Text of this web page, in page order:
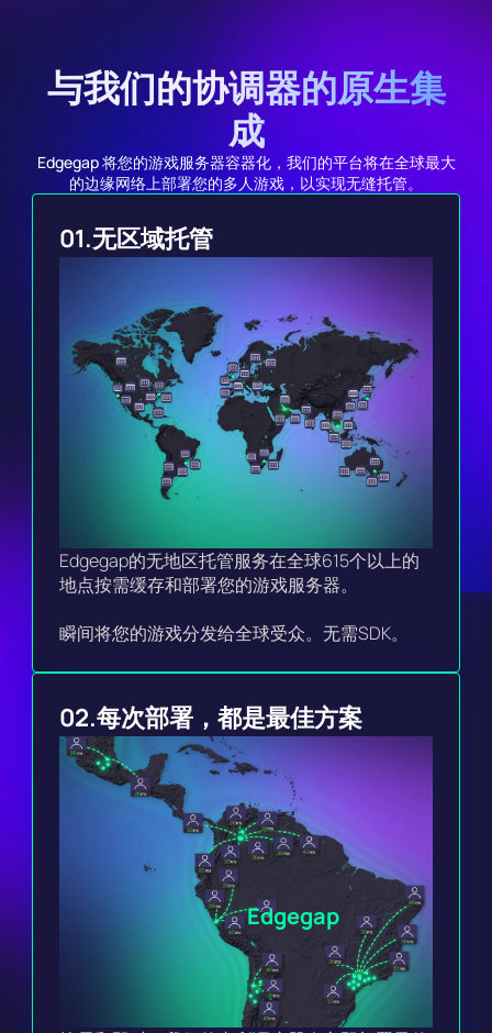
与我们的协调器的原生集
成
Edgegap 将您的游戏服务器容器化，我们的平台将在全球最大
的边缘网络上部署您的多人游戏，以实现无缝托管。
01.无区域托管
Edgegap的无地区托管服务在全球615个以上的
地点按需缓存和部署您的游戏服务器。
瞬间将您的游戏分发给全球受众。无需SDK。
02.每次部署，都是最佳方案
Edgegap